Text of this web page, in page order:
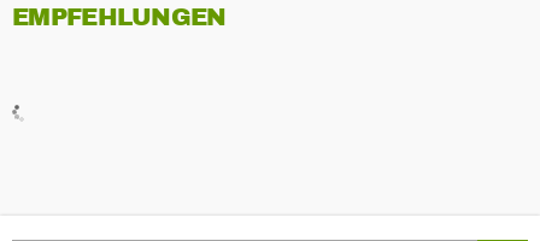
EMPFEHLUNGEN